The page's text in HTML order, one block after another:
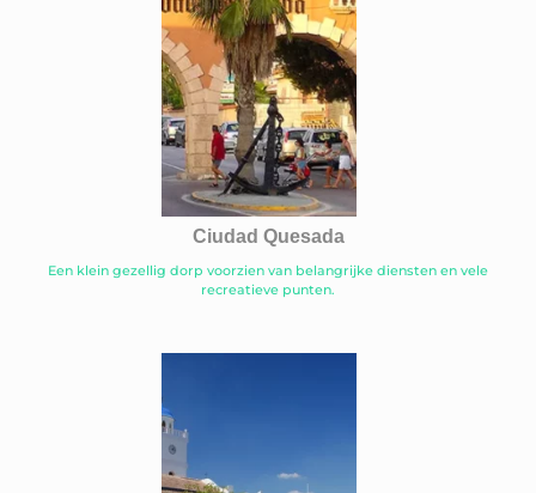
Ciudad Quesada
Een klein gezellig dorp voorzien van belangrijke diensten en vele
recreatieve punten.